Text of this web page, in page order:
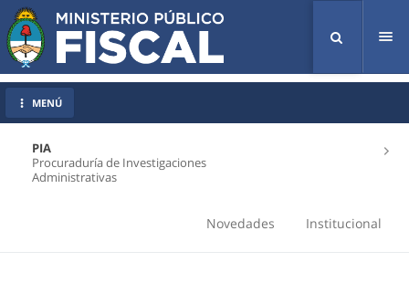
PIA
Procuraduría de Investigaciones
Administrativas
Novedades Institucional
MENÚ